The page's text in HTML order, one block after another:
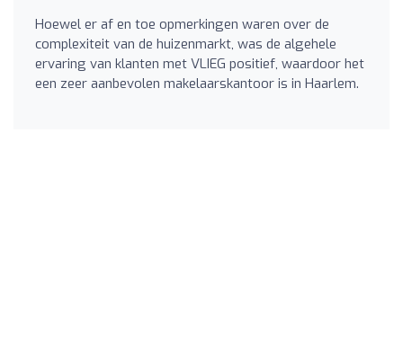
Hoewel er af en toe opmerkingen waren over de
complexiteit van de huizenmarkt, was de algehele
ervaring van klanten met VLIEG positief, waardoor het
een zeer aanbevolen makelaarskantoor is in Haarlem.